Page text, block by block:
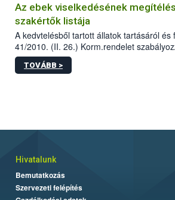
Az ebek viselkedésének
szakértők listája
A kedvtelésből tartott állatok tartásáról és
41/2010. (II. 26.) Korm.rendelet
sérülés, illetve ennek veszélye
hatósági feladatokat, valamint a veszélyes
TOVÁBB >
Hivatalunk
Bemutatkozás
Szervezeti felépítés